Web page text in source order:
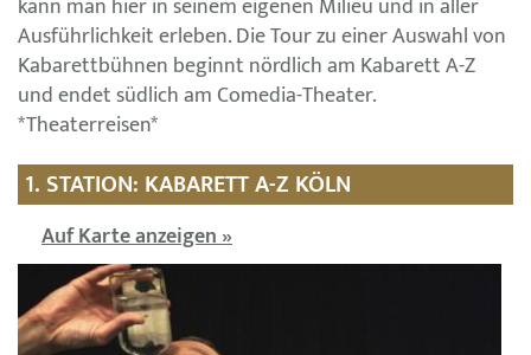
Ausführlichkeit erleben. Die Tour zu einer Auswahl von
Kabarettbühnen beginnt nördlich am Kabarett A-Z
und endet südlich am Comedia-Theater.
*Theaterreisen*
1. STATION: KABARETT A-Z KÖLN
Auf Karte anzeigen »